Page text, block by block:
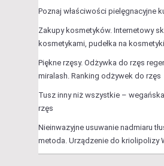
Poznaj właściwości pielęgnacyjne
Zakupy kosmetyków. Internetowy
kosmetykami, pudełka na kosmetyki
Piękne rzęsy. Odżywka do rzęs
miralash. Ranking odżywek do rzęs
Tusz inny niż wszystkie –
rzęs
Nieinwazyjne usuwanie nadmiaru
metoda. Urządzenie do kriolipolizy